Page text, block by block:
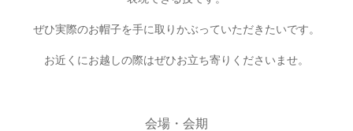
ぜひ実際のお帽子を手に取りかぶっていただきたいです。
お近くにお越しの際はぜひお立ち寄りくださいませ。
会場・会期